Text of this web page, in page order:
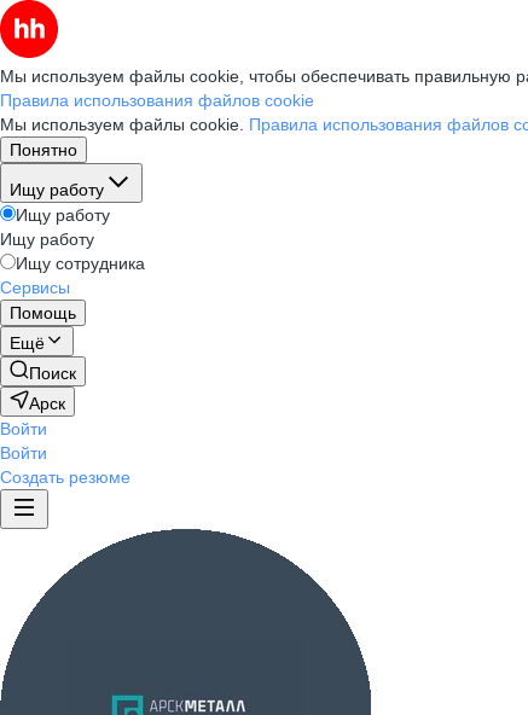
Мы используем файлы cookie, чтобы обеспечивать правильную
Правила использования файлов cookie
Мы используем файлы cookie. Правила использования файлов
Понятно
Ищу работу
Ищу работу
Ищу работу
Ищу сотрудника
Сервисы
Помощь
Ещё
Поиск
Арск
Войти
Войти
Создать резюме